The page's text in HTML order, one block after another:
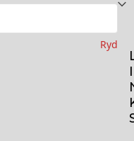
Ryd
I